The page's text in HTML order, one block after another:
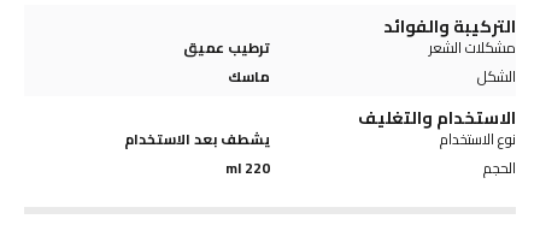
التركيبة والفوائد
مشكلات الشعر
ترطيب عميق
الشكل
ماسك
الاستخدام والتغليف
نوع الاستخدام
يشطف بعد الاستخدام
الحجم
220 ml